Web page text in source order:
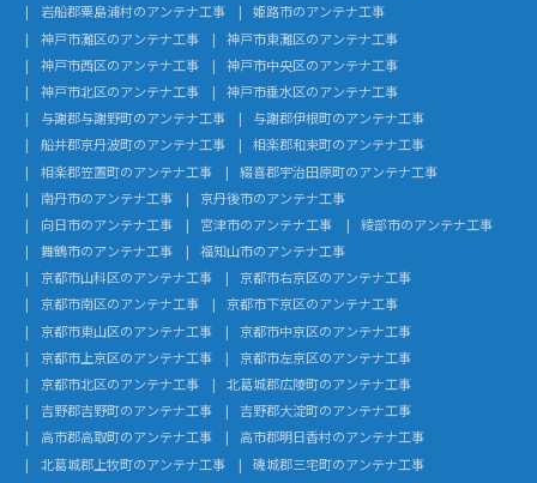
岩船郡粟島浦村のアンテナ工事
姫路市のアンテナ工事
神戸市灘区のアンテナ工事
神戸市東灘区のアンテナ工事
神戸市西区のアンテナ工事
神戸市中央区のアンテナ工事
神戸市北区のアンテナ工事
神戸市垂水区のアンテナ工事
与謝郡与謝野町のアンテナ工事
与謝郡伊根町のアンテナ工事
船井郡京丹波町のアンテナ工事
相楽郡和束町のアンテナ工事
相楽郡笠置町のアンテナ工事
綴喜郡宇治田原町のアンテナ工事
南丹市のアンテナ工事
京丹後市のアンテナ工事
向日市のアンテナ工事
宮津市のアンテナ工事
綾部市のアンテナ工事
舞鶴市のアンテナ工事
福知山市のアンテナ工事
京都市山科区のアンテナ工事
京都市右京区のアンテナ工事
京都市南区のアンテナ工事
京都市下京区のアンテナ工事
京都市東山区のアンテナ工事
京都市中京区のアンテナ工事
京都市上京区のアンテナ工事
京都市左京区のアンテナ工事
京都市北区のアンテナ工事
北葛城郡広陵町のアンテナ工事
吉野郡吉野町のアンテナ工事
吉野郡大淀町のアンテナ工事
高市郡高取町のアンテナ工事
高市郡明日香村のアンテナ工事
北葛城郡上牧町のアンテナ工事
磯城郡三宅町のアンテナ工事